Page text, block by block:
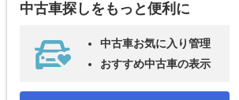
中古車探しをもっと便利に
中古車お気に入り管理
おすすめ中古車の表示